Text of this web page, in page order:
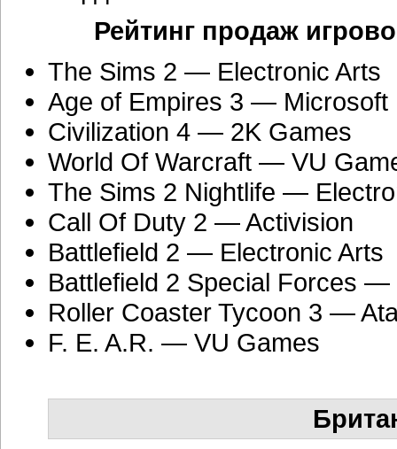
Рейтинг продаж
The Sims 2 — Electronic Arts
Age of Empires 3 — Microsoft
Civilization 4 — 2K Games
World Of Warcraft — VU
The Sims 2 Nightlife —
Call Of Duty 2 — Activision
Battlefield 2 — Electronic Arts
Battlefield 2 Special Forces —
Roller Coaster Tycoon 3 —
F. E. A.R. — VU Games